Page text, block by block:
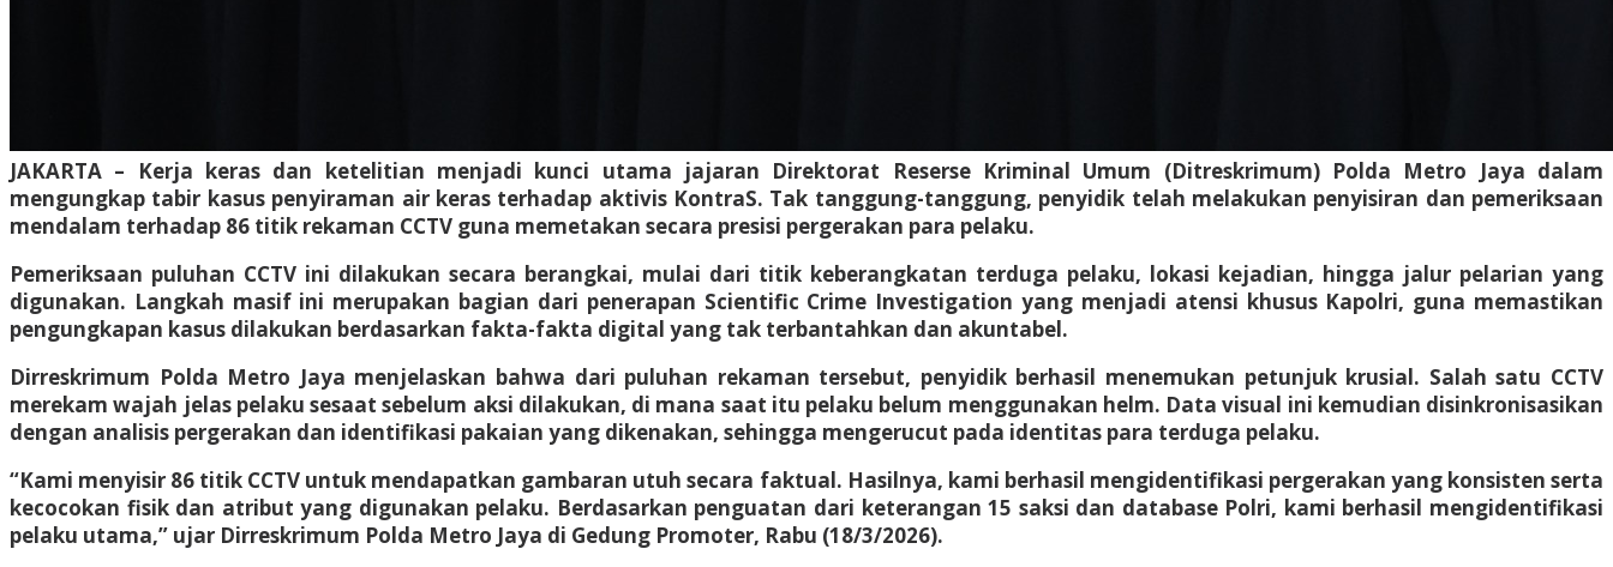
JAKARTA – Kerja keras dan ketelitian menjadi kunci utama jajaran Direktorat Reserse Kriminal Umum (Ditreskrimum) Polda Metro Jaya dalam
mengungkap tabir kasus penyiraman air keras terhadap aktivis KontraS. Tak tanggung-tanggung, penyidik telah melakukan penyisiran dan pemeriksaan
mendalam terhadap 86 titik rekaman CCTV guna memetakan secara presisi pergerakan para pelaku.
Pemeriksaan puluhan CCTV ini dilakukan secara berangkai, mulai dari titik keberangkatan terduga pelaku, lokasi kejadian, hingga jalur pelarian yang
digunakan. Langkah masif ini merupakan bagian dari penerapan Scientific Crime Investigation yang menjadi atensi khusus Kapolri, guna memastikan
pengungkapan kasus dilakukan berdasarkan fakta-fakta digital yang tak terbantahkan dan akuntabel.
Dirreskrimum Polda Metro Jaya menjelaskan bahwa dari puluhan rekaman tersebut, penyidik berhasil menemukan petunjuk krusial. Salah satu CCTV
merekam wajah jelas pelaku sesaat sebelum aksi dilakukan, di mana saat itu pelaku belum menggunakan helm. Data visual ini kemudian disinkronisasikan
dengan analisis pergerakan dan identifikasi pakaian yang dikenakan, sehingga mengerucut pada identitas para terduga pelaku.
“Kami menyisir 86 titik CCTV untuk mendapatkan gambaran utuh secara faktual. Hasilnya, kami berhasil mengidentifikasi pergerakan yang konsisten serta
kecocokan fisik dan atribut yang digunakan pelaku. Berdasarkan penguatan dari keterangan 15 saksi dan database Polri, kami berhasil mengidentifikasi
pelaku utama,” ujar Dirreskrimum Polda Metro Jaya di Gedung Promoter, Rabu (18/3/2026).